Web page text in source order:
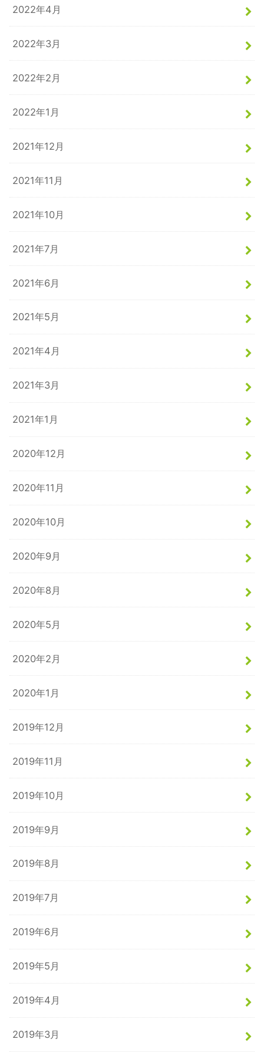
2022年4月
2022年3月
2022年2月
2022年1月
2021年12月
2021年11月
2021年10月
2021年7月
2021年6月
2021年5月
2021年4月
2021年3月
2021年1月
2020年12月
2020年11月
2020年10月
2020年9月
2020年8月
2020年5月
2020年2月
2020年1月
2019年12月
2019年11月
2019年10月
2019年9月
2019年8月
2019年7月
2019年6月
2019年5月
2019年4月
2019年3月